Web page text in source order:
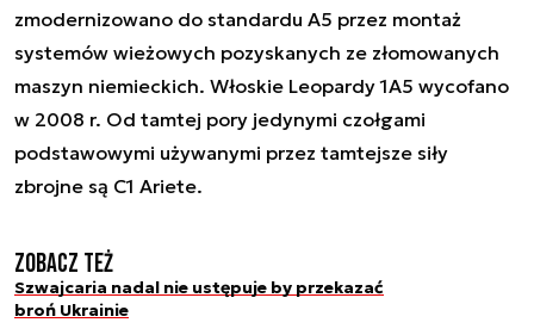
zmodernizowano do standardu A5 przez montaż
systemów wieżowych pozyskanych ze złomowanych
maszyn niemieckich. Włoskie Leopardy 1A5 wycofano
w 2008 r. Od tamtej pory jedynymi czołgami
podstawowymi używanymi przez tamtejsze siły
zbrojne są C1 Ariete.
Zobacz też
Szwajcaria nadal nie ustępuje by przekazać
broń Ukrainie